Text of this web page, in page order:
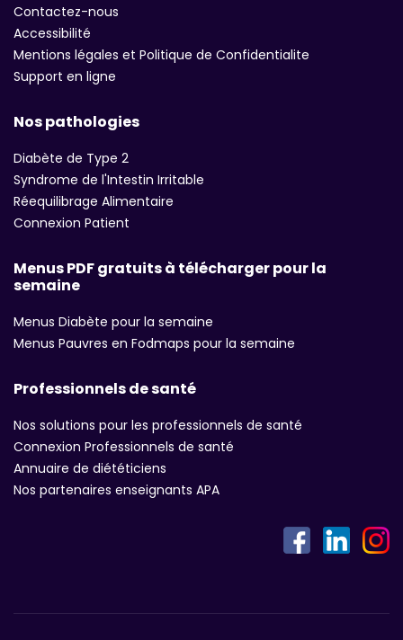
Contactez-nous
Accessibilité
Mentions légales et Politique de Confidentialite
Support en ligne
Nos pathologies
Diabète de Type 2
Syndrome de l'Intestin Irritable
Réequilibrage Alimentaire
Connexion Patient
Menus PDF gratuits à télécharger pour la
semaine
Menus Diabète pour la semaine
Menus Pauvres en Fodmaps pour la semaine
Professionnels de santé
Nos solutions pour les professionnels de santé
Connexion Professionnels de santé
Annuaire de diététiciens
Nos partenaires enseignants APA